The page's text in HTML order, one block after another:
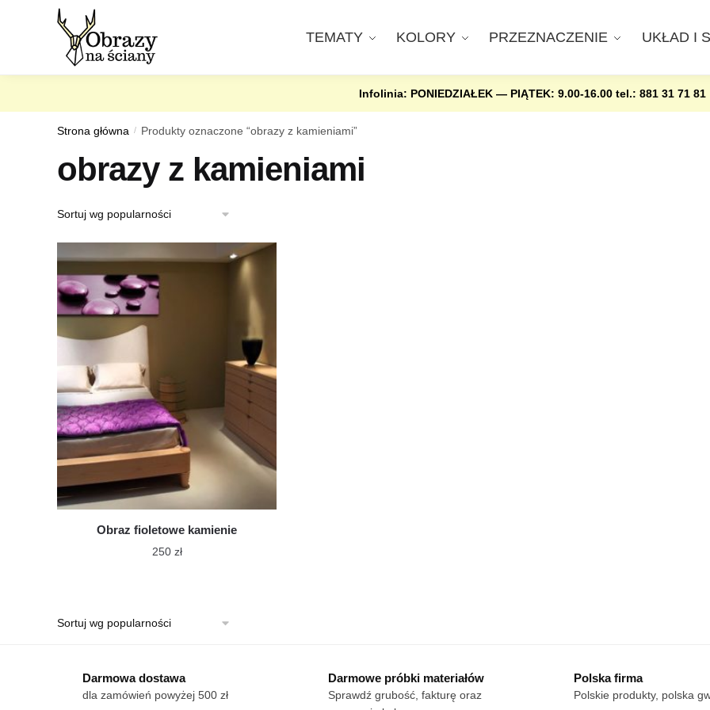
TEMATY KOLORY PRZEZNACZENIE UKŁAD I
Infolinia: PONIEDZIAŁEK — PIĄTEK: 9.00-16.00 tel.: 881 31 71 81
Strona główna / Produkty oznaczone “obrazy z kamieniami”
obrazy z kamieniami
Obraz fioletowe kamienie
250 zł
ma
Opcje
można
Darmowa dostawa
dla zamówień powyżej 500 zł
Darmowe próbki materiałów
Sprawdź grubość, fakturę oraz
Polska firma
Polskie produkty, polska